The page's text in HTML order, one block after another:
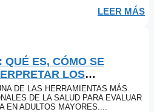
LEER MÁS
QUÉ ES, CÓMO SE
LOS
DE LAS HERRAMIENTAS MÁS
DE LA SALUD PARA EVALUAR
EN ADULTOS MAYORES....